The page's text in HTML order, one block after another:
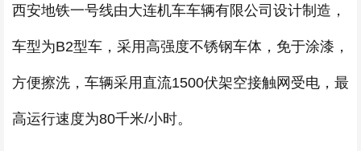
西安地铁一号线由大连机车车辆有限公司设计制造，
车型为B2型车，采用高强度不锈钢车体，免于涂漆，
方便擦洗，车辆采用直流1500伏架空接触网受电，最
高运行速度为80千米/小时。